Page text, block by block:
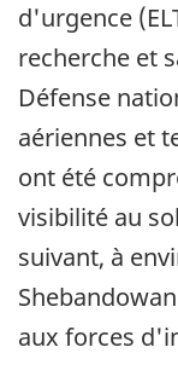
d'urgence
recherche et
Défense
aériennes et
ont été
visibilité au
suivant, à
aux forces